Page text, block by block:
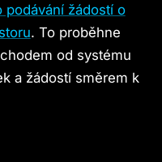
žádostí o
. To proběhne
od systému
a žádostí směrem k